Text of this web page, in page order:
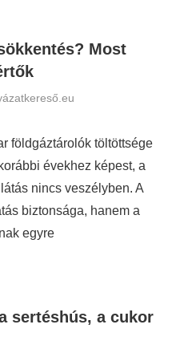
Most
Hírek
földgáztárolók töltöttsége
évekhez képest, a
nincs veszélyben. A
biztonsága, hanem a
egyre
sertéshús, a cukor